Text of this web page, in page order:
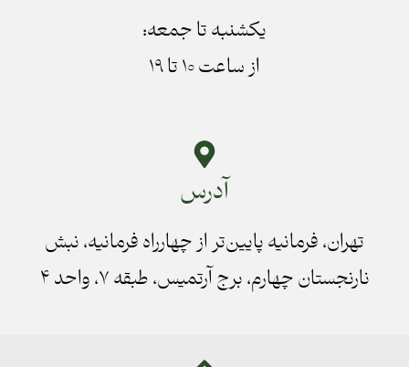
یکشنبه تا جمعه:
از ساعت ۱۰ تا ۱۹
آدرس
تهران، فرمانیه پایین‌تر از چهارراه فرمانیه، نبش
نارنجستان چهارم، برج آرتمیس، طبقه ۷، واحد ۴